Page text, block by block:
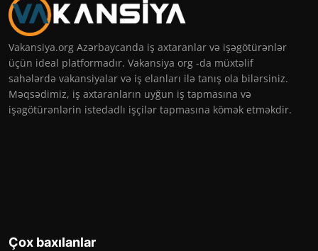
Vakansiya.org Azərbaycanda iş axtaranlar və işəgötürənlər
üçün ideal platformadır. Vakansiya org -da müxtəlif
sahələrdə vakansiyalar və iş elanları ilə tanış ola bilərsiniz.
Məqsədimiz, iş axtaranların uyğun iş tapmasına və
işəgötürənlərin istedadlı işçilər tapmasına kömək etməkdir.
Çox baxılanlar